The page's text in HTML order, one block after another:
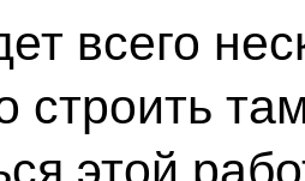
всего
строить
этой